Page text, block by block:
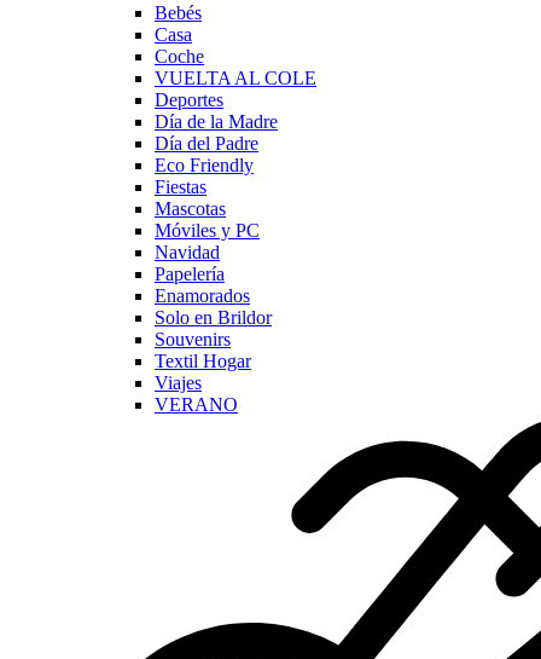
Bebés
Casa
Coche
VUELTA AL COLE
Deportes
Día de la Madre
Día del Padre
Eco Friendly
Fiestas
Mascotas
Móviles y PC
Navidad
Papelería
Enamorados
Solo en Brildor
Souvenirs
Textil Hogar
Viajes
VERANO